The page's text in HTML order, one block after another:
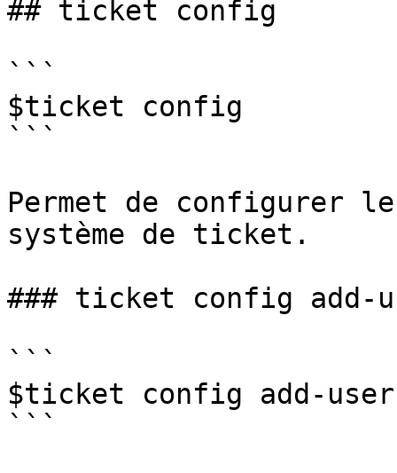
## ticket config
```
$ticket config
```
Permet de configurer
système de ticket.
### ticket config add-
```
$ticket config add-user
```